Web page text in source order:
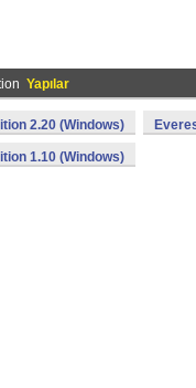
Yapılar
2.20 (Windows)
1.10 (Windows)